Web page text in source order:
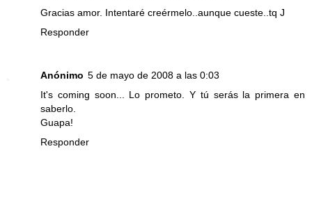
Gracias amor. Intentaré creérmelo..aunque cueste..tq J
Responder
Anónimo 5 de mayo de 2008 a las 0:03
It's coming soon... Lo prometo. Y tú serás la primera en
saberlo.
Guapa!
Responder